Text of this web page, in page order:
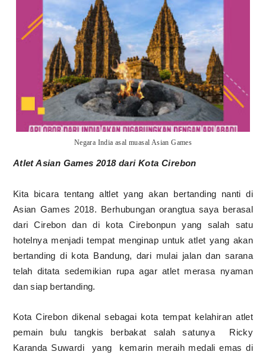
Negara India asal muasal Asian Games
Atlet Asian Games 2018 dari Kota Cirebon
Kita bicara tentang altlet yang akan bertanding nanti di
Asian Games 2018. Berhubungan orangtua saya berasal
dari Cirebon dan di kota Cirebonpun yang salah satu
hotelnya menjadi tempat menginap untuk atlet yang akan
bertanding di kota Bandung, dari mulai jalan dan sarana
telah ditata sedemikian rupa agar atlet merasa nyaman
dan siap bertanding.
Kota Cirebon dikenal sebagai kota tempat kelahiran atlet
pemain bulu tangkis berbakat salah satunya
Ricky
Karanda Suwardi
yang kemarin meraih medali emas di